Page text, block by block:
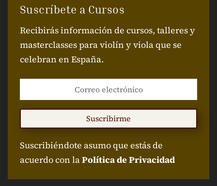
Suscríbete a Cursos
Recibirás información de cursos, talleres y
masterclasses para violín y viola que se
celebran en España.
Suscribirme
Suscribiéndote asumo que estás de
acuerdo con laPolítica de Privacidad